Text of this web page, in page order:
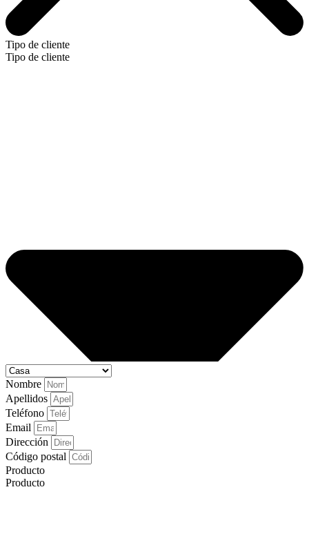
Tipo de cliente
Tipo de cliente
Nombre
Apellidos
Teléfono
Email
Dirección
Código postal
Producto
Producto